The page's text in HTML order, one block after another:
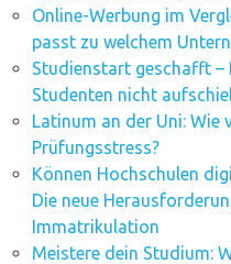
Online-Werbung im
passt zu welchem
Studienstart geschafft –
Studenten nicht
Latinum an der Uni: Wie
Prüfungsstress?
Können Hochschulen
Die neue
Immatrikulation
Meistere dein Studium: